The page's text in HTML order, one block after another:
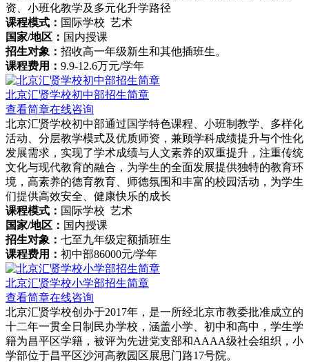
资、小班化教学及多元化升学路径
课程模式： 国际学校 艺术
国家/地区： 国内授课
招生对象： 招收高一年级新生和其他插班生。
课程费用： 9.9-12.6万元/学年
北京汇贤学校初中部招生简章
查看简章在线咨询
北京汇贤学校初中部通过国学特色课程、小班制教学、多样化
活动、分层教学模式及优质师资，兼顾学科成绩提升与个性化
发展需求，实现了学术成绩与人文素养的双重提升，注重传统
文化与现代教育的融合，为学生的全面发展提供独特的教育环
境，高素养的德育教育、师德氛围和丰富的校园活动，为学生
们提供高效安全、健康快乐的成长
课程模式： 国际学校 艺术
国家/地区： 国内授课
招生对象： 七至九年级定额插班生
课程费用： 初中部86000元/学年
北京汇贤学校小学部招生简章
查看简章在线咨询
北京汇贤学校创办于2017年，是一所经北京市教委批准成立的
十二年一贯全日制民办学校，涵盖小学、初中和高中，学生学
籍为昌平区学籍，被评为先进党支部和AAAA级社会组织，小
学部位于昌平区沙河高教园区展思门路17号院。